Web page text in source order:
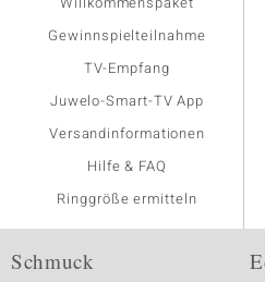
Gewinnspielteilnahme
TV-Empfang
Juwelo-Smart-TV App
Versandinformationen
Hilfe & FAQ
Ringgröße ermitteln
Schmuck